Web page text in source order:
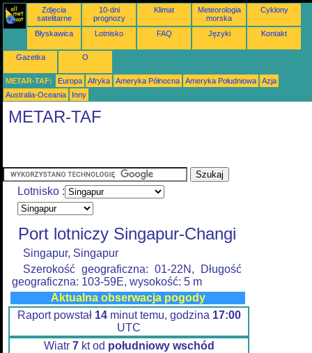
Zdjęcia
satelitarne
10-dni
prognozy
Klimat
Meteorologia
morska
Cyklony
Błyskawica Lotnisko FAQ Języki Kontakt
Gazetka O
METAR-TAF: Europa Afryka Ameryka Północna Ameryka Południowa
Azja
Australia-Oceania
Inny
METAR-TAF
Lotnisko :
Port lotniczy Singapur-Changi
Singapur, Singapur
Szerokość geograficzna: 01-22N, Długość
geograficzna: 103-59E, wysokość: 5 m
Aktualna obserwacja pogody
Raport powstał 14minut temu, godzina 17:00
UTC
Wiatr 7kt od południowy wschód